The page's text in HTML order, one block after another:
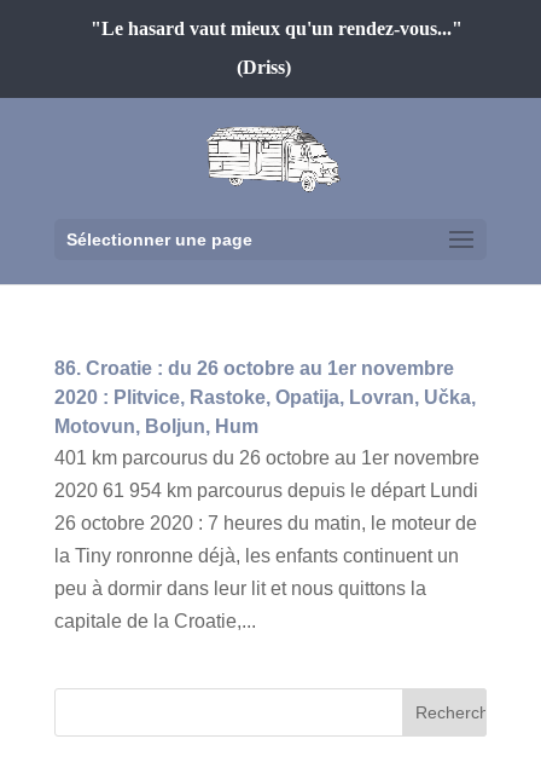
"Le hasard vaut mieux qu'un rendez-vous..."
(Driss)
Sélectionner une page
86. Croatie : du 26 octobre au 1er novembre
2020 : Plitvice, Rastoke, Opatija, Lovran, Učka,
Motovun, Boljun, Hum
401 km parcourus du 26 octobre au 1er novembre
2020 61 954 km parcourus depuis le départ Lundi
26 octobre 2020 : 7 heures du matin, le moteur de
la Tiny ronronne déjà, les enfants continuent un
peu à dormir dans leur lit et nous quittons la
capitale de la Croatie,...